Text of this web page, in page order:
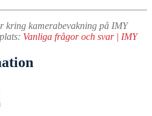
kring kamerabevakning på IMY
Vanliga frågor och svar | IMY